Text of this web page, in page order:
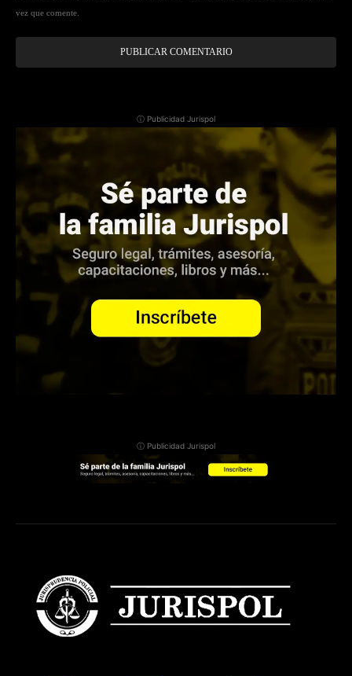
vez que comente.
ⓘ Publicidad Jurispol
ⓘ Publicidad Jurispol